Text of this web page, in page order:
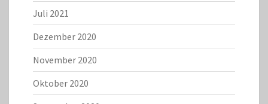
Juli 2021
Dezember 2020
November 2020
Oktober 2020